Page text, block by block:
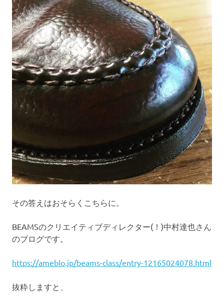
その答えはおそらくこちらに。
BEAMSのクリエイティブディレクター(！)中村達也さん
のブログです。
https://ameblo.jp/beams-class/entry-12165024078.html
抜粋しますと、